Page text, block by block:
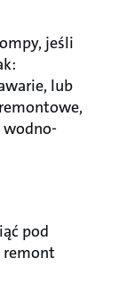
jeśli
lub
wodno-
pod
remont